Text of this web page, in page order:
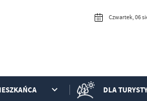
Czwartek, 06
DLA